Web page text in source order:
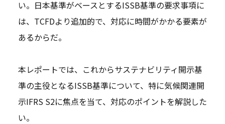
い。日本基準がベースとするISSB基準の要求事項に
は、TCFDより追加的で、対応に時間がかかる要素が
あるからだ。
本レポートでは、これからサステナビリティ開示基
準の主役となるISSB基準について、特に気候関連開
示IFRS S2に焦点を当て、対応のポイントを解説した
い。